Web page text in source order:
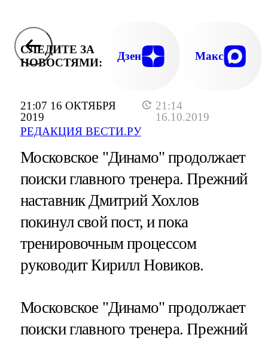
21:07 16 ОКТЯБРЯ
2019
21:14
16.10.2019
РЕДАКЦИЯ ВЕСТИ.РУ
СЛЕДИТЕ ЗА
НОВОСТЯМИ:
Дзен Макс
Московское "Динамо" продолжает
поиски главного тренера. Прежний
наставник Дмитрий Хохлов
покинул свой пост, и пока
тренировочным процессом
руководит Кирилл Новиков.
Московское "Динамо" продолжает
поиски главного тренера. Прежний